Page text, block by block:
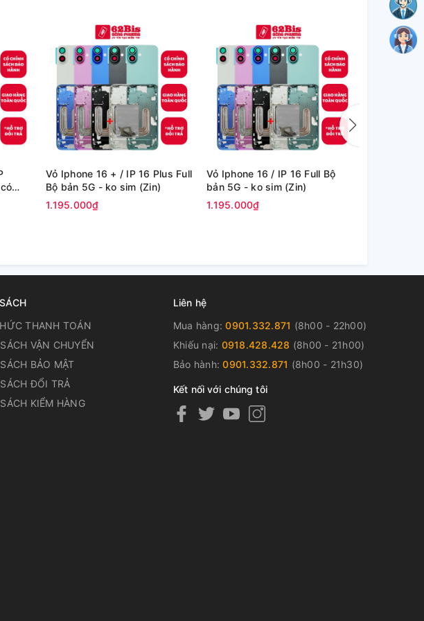
Vỏ Iphone 16 + / IP 16 Plus Full
Bộ bản 5G - ko sim (Zin)
1.195.000₫
Vỏ Iphone 16 / IP 16 Full Bộ
bản 5G - ko sim (Zin)
1.195.000₫
THANH TOÁN
VẬN CHUYỂN
BẢO MẬT
ĐỔI TRẢ
KIỂM HÀNG
Liên hệ
Mua hàng:0901.332.871 (8h00 - 22h00)
Khiếu nại: 0918.428.428 (8h00 - 21h00)
Bảo hành:0901.332.871 (8h00 - 21h30)
Kết nối với chúng tôi